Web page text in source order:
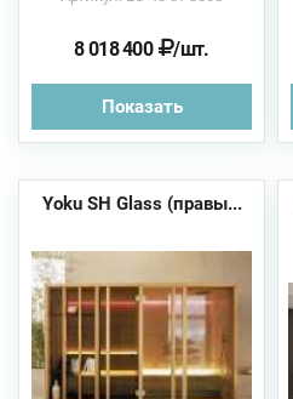
8 018 400 /шт.
Показать
Yoku SH Glass (правы...